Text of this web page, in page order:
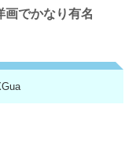
画でかなり有名